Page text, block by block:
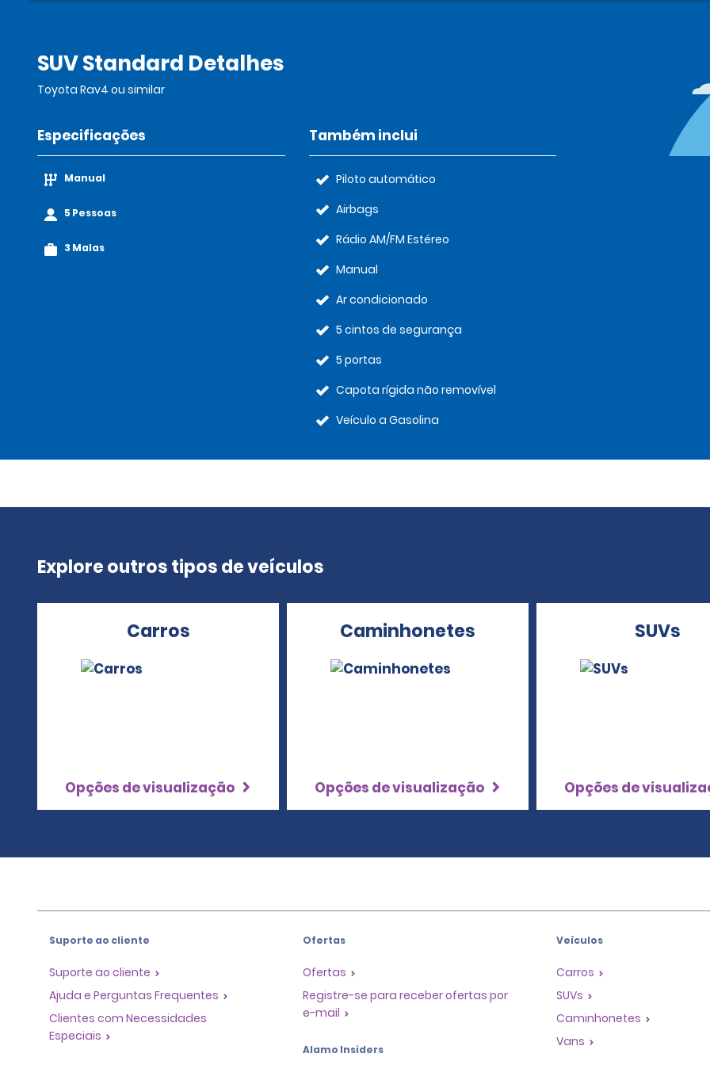
SUV Standard Detalhes
Toyota Rav4 ou similar
Especificações
Manual
5 Pessoas
3 Malas
Também inclui
Piloto automático
Airbags
Rádio AM/FM Estéreo
Manual
Ar condicionado
5 cintos de segurança
5 portas
Capota rígida não removível
Veículo a Gasolina
Explore outros tipos de veículos
Carros
Opções de visualização
Caminhonetes
Opções de visualização
SUVs
Opções de
Suporte ao cliente
Suporte ao cliente
Ajuda e Perguntas Frequentes
Clientes com Necessidades
Especiais
Ofertas
Ofertas
Registre-se para receber ofertas por
e-mail
Alamo Insiders
Veículos
Carros
SUVs
Caminhonetes
Vans